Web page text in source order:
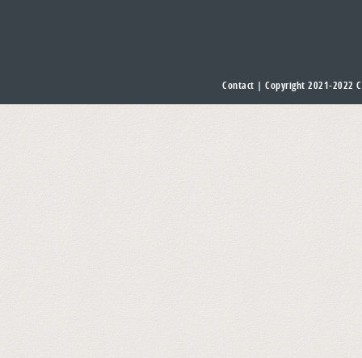
Contact | Copyright 2021-2022